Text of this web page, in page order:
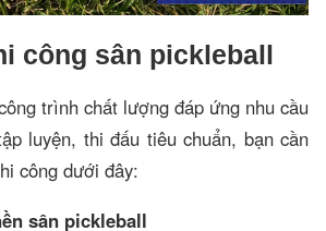
công sân pickleball
trình chất lượng đáp ứng nhu cầu
luyện, thi đấu tiêu chuẩn, bạn cần
công dưới đây:
sân pickleball